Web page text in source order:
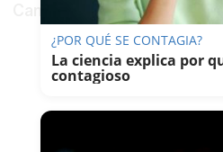
Camino de Mohedano.
¿POR QUÉ SE CONTAGIA?
La ciencia explica por
contagioso